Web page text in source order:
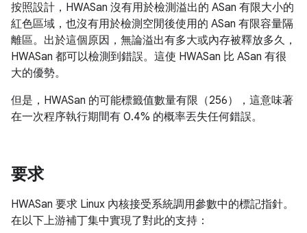
按照設計，HWASan 沒有用於檢測溢出的 ASan 有限大小的
紅色區域，也沒有用於檢測空閒後使用的 ASan 有限容量隔
離區。出於這個原因，無論溢出有多大或內存被釋放多久，
HWASan 都可以檢測到錯誤。這使 HWASan 比 ASan 有很
大的優勢。
但是，HWASan 的可能標籤值數量有限（256），這意味著
在一次程序執行期間有 0.4% 的概率丟失任何錯誤。
要求
HWASan 要求 Linux 內核接受系統調用參數中的標記指針。
在以下上游補丁集中實現了對此的支持：